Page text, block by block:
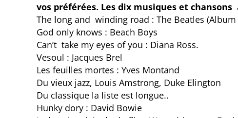
vos préférées. Les dix musiques et
The long and winding road : The Beatles (Album
God only knows : Beach Boys
Can’t take my eyes of you : Diana Ross.
Vesoul : Jacques Brel
Les feuilles mortes : Yves Montand
Du vieux jazz, Louis Amstrong, Duke Elington
Du classique la liste est longue..
Hunky dory : David Bowie